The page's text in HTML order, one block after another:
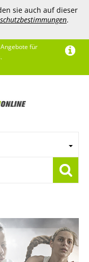
sie auch auf dieser
.
für